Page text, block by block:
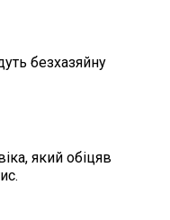
безхазяйну
який обіцяв